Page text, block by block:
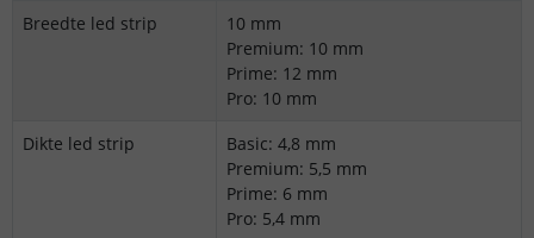
Breedte led strip
10 mm
Premium: 10 mm
Prime: 12 mm
Pro: 10 mm
Dikte led strip
Basic: 4,8 mm
Premium: 5,5 mm
Prime: 6 mm
Pro: 5,4 mm